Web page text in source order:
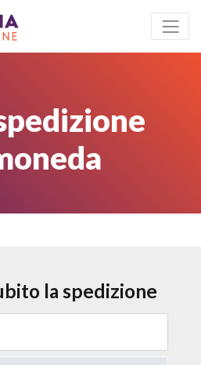
la spedizione